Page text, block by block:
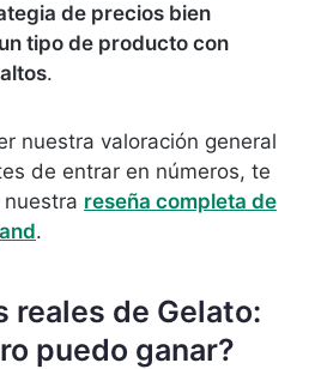
de precios bien
tipo de producto con
.
nuestra valoración general
de entrar en números, te
reseña completa de
.
reales de Gelato:
puedo ganar?